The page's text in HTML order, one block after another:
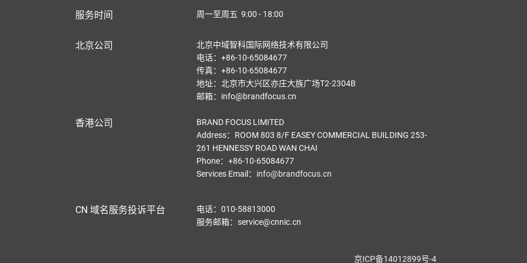
服务时间 周一至周五 9:00 - 18:00
北京公司
北京中域智科国际网络技术有限公司
电话：+86-10-65084677
传真：+86-10-65084677
地址：北京市大兴区亦庄大族广场T2-2304B
邮箱：info@brandfocus.cn
香港公司
BRAND FOCUS LIMITED
Address：ROOM 803 8/F EASEY COMMERCIAL BUILDING 253-
261 HENNESSY ROAD WAN CHAI
Phone：+86-10-65084677
Services Email ： info@brandfocus.cn
CN 域名服务投诉平台
电话：010-58813000
服务邮箱：service@cnnic.cn
京ICP备14012899号-4